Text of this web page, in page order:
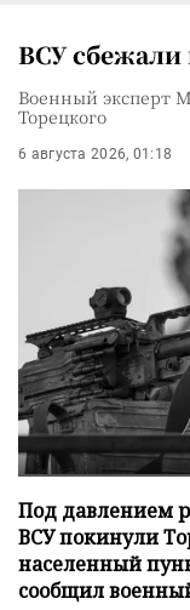
ВСУ сбежали
Военный эксперт
Торецкого
6 августа 2026, 01:18
Под давлением
ВСУ покинули
населенный
сообщил